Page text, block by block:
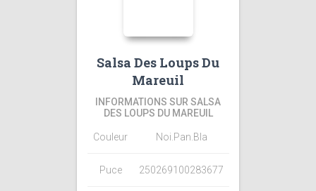
Salsa Des Loups Du
Mareuil
INFORMATIONS SUR SALSA
DES LOUPS DU MAREUIL
Couleur Noi.Pan.Bla
Puce 250269100283677